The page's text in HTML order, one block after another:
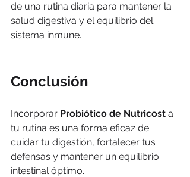
de una rutina diaria para mantener la
salud digestiva y el equilibrio del
sistema inmune.
Conclusión
Incorporar Probiótico de Nutricost a
tu rutina es una forma eficaz de
cuidar tu digestión, fortalecer tus
defensas y mantener un equilibrio
intestinal óptimo.